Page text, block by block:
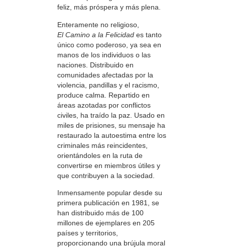
feliz, más próspera y más plena.
Enteramente no religioso,
El Camino a la Felicidad es tanto
único como poderoso, ya sea en
manos de los individuos o las
naciones. Distribuido en
comunidades afectadas por la
violencia, pandillas y el racismo,
produce calma. Repartido en
áreas azotadas por conflictos
civiles, ha traído la paz. Usado en
miles de prisiones, su mensaje ha
restaurado la autoestima entre los
criminales más reincidentes,
orientándoles en la ruta de
convertirse en miembros útiles y
que contribuyen a la sociedad.
Inmensamente popular desde su
primera publicación en 1981, se
han distribuido más de 100
millones de ejemplares en 205
países y territorios,
proporcionando una brújula moral